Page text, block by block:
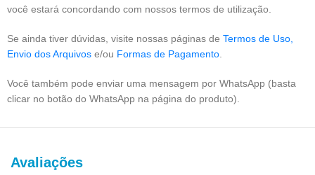
você estará concordando com nossos termos de utilização.
Se ainda tiver dúvidas, visite nossas páginas de Termos de Uso,
Envio dos Arquivos e/ou Formas de Pagamento
Você também pode enviar uma mensagem por WhatsApp (basta
clicar no botão do WhatsApp na página do produto).
Avaliações